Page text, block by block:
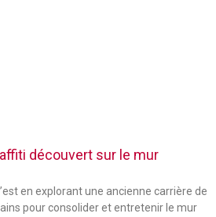
découvert sur le mur
en explorant une ancienne carrière de
pour consolider et entretenir le mur